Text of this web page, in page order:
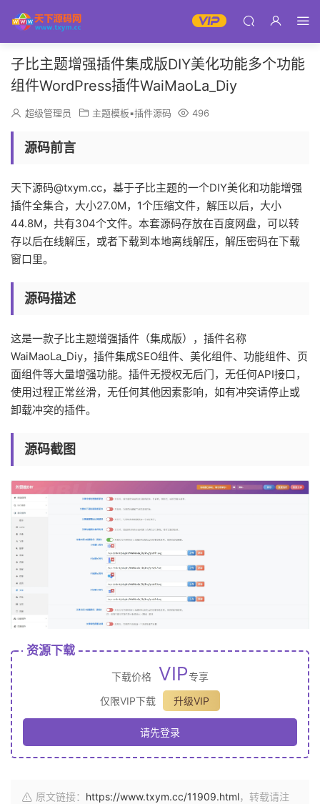
子比主题增强插件集成版DIY美化功能多个功能
组件WordPress插件WaiMaoLa_Diy
超级管理员 主题模板▪插件源码 496
源码前言
天下源码@txym.cc，基于子比主题的一个DIY美化和功能增强
插件全集合，大小27.0M，1个压缩文件，解压以后，大小
44.8M，共有304个文件。本套源码存放在百度网盘，可以转
存以后在线解压，或者下载到本地离线解压，解压密码在下载
窗口里。
源码描述
这是一款子比主题增强插件（集成版），插件名称
WaiMaoLa_Diy，插件集成SEO组件、美化组件、功能组件、页
面组件等大量增强功能。插件无授权无后门，无任何API接口，
使用过程正常丝滑，无任何其他因素影响，如有冲突请停止或
卸载冲突的插件。
源码截图
资源下载
下载价格 VIP专享
仅限VIP下载
升级VIP
请先登录
原文链接： https://www.txym.cc/11909.html，转载请注